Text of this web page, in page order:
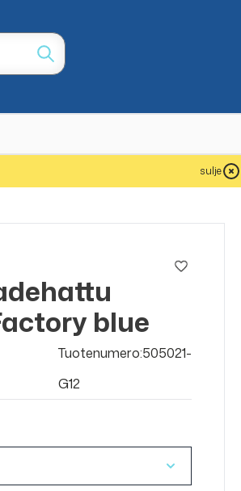
sulje
blue
Tuotenumero:505021-
G12